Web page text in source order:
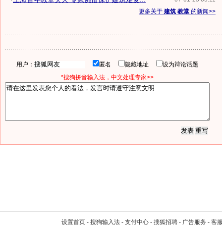
更多关于 建筑 教堂 的新闻>>
用户： 匿名 隐藏地址
设为辩论话题
*搜狗拼音输入法，中文处理专家>>
设置首页 - 搜狗输入法 - 支付中心 - 搜狐招聘 - 广告服务 - 客